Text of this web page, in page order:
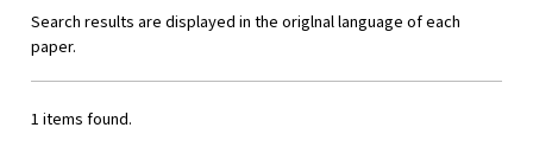
Search results are displayed in the origlnal language of each
paper.
1 items found.